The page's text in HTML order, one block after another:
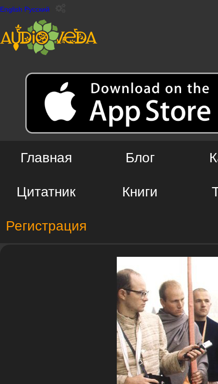
English Русский
Главная Блог
Цитатник Книги
Регистрация